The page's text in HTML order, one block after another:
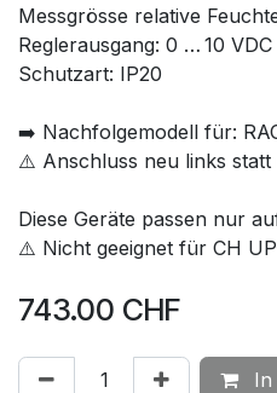
Messgrösse relative
Reglerausgang: 0 … 10 VDC
Schutzart: IP20
➡️ Nachfolgemodell für:
⚠️ Anschluss neu links statt
Diese Geräte passen nur
⚠️ Nicht geeignet für CH
743.00 CHF
In